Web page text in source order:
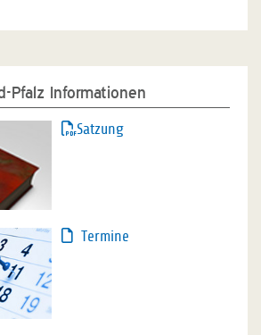
Pfalz Informationen
Satzung
Termine